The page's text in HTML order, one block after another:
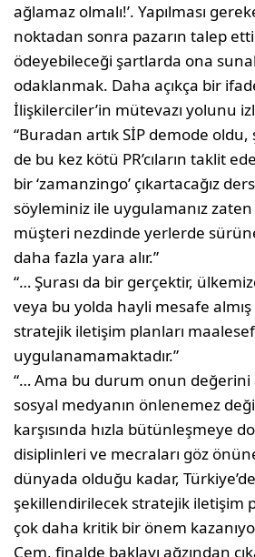
ağlamaz olmalı!’. Yapılması
noktadan sonra pazarın talep
öde­yebileceği şartlarda ona
odaklanmak. Daha açıkça bir
İlişkilerci­ler’in mütevazı yolunu
“Buradan artık SİP demode
de bu kez kötü PR’cı­ların taklit
bir ‘zamanzingo’ çıkartacağız
söyleminiz ile uygulamanız
müşteri nezdin­de yerlerde
daha fazla yara alır.”
“… Şurası da bir gerçektir,
veya bu yolda hayli mesafe
stratejik iletişim planları
uygulanamamaktadır.”
“… Ama bu durum onun değerini
sosyal medyanın önlenemez
karşısın­da hızla bütünleşmeye
disiplinleri ve mecraları göz
dünyada ol­duğu kadar,
şekillendirilecek stratejik iletişim
çok daha kritik bir önem
Cem, finalde baklayı ağzından